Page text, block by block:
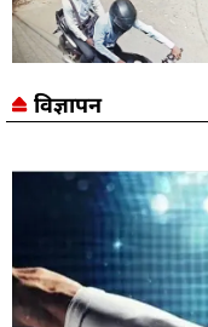
विज्ञापन